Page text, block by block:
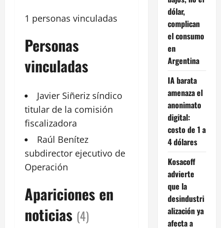
1 personas vinculadas
Personas
vinculadas
Javier Siñeriz síndico
titular de la comisión
fiscalizadora
Raúl Benítez
subdirector ejecutivo de
Operación
Apariciones en
noticias (4)
dólar,
complican
el consumo
en
Argentina
IA barata
amenaza el
anonimato
digital:
costo de 1 a
4 dólares
Kosacoff
advierte
que la
desindustri
alización ya
afecta a